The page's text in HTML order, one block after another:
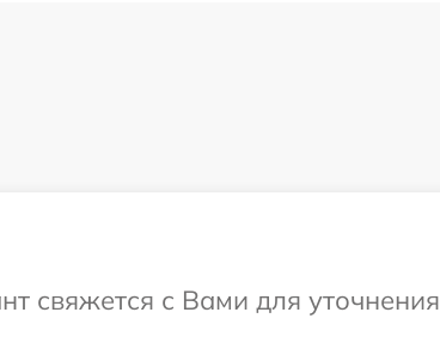
свяжется с Вами для уточнения